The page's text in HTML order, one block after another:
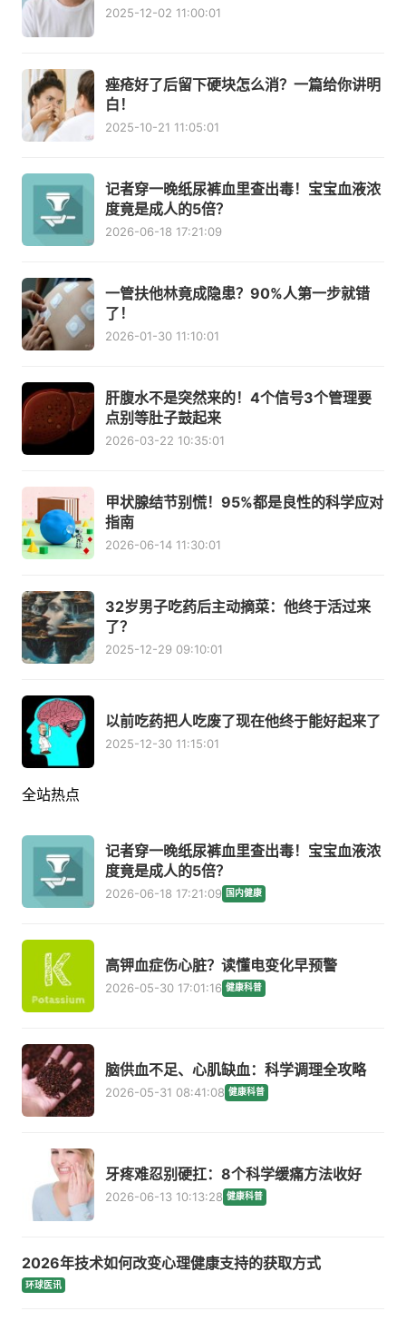
2025-12-02 11:00:01
痤疮好了后留下硬块怎么消？一篇给你讲明
白！
2025-10-21 11:05:01
记者穿一晚纸尿裤血里查出毒！宝宝血液浓
度竟是成人的5倍？
2026-06-18 17:21:09
一管扶他林竟成隐患？90%人第一步就错
了！
2026-01-30 11:10:01
肝腹水不是突然来的！4个信号3个管理要
点别等肚子鼓起来
2026-03-22 10:35:01
甲状腺结节别慌！95%都是良性的科学应对
指南
2026-06-14 11:30:01
32岁男子吃药后主动摘菜：他终于活过来
了？
2025-12-29 09:10:01
以前吃药把人吃废了现在他终于能好起来了
2025-12-30 11:15:01
全站热点
记者穿一晚纸尿裤血里查出毒！宝宝血液浓
度竟是成人的5倍？
2026-06-18 17:21:09 国内健康
高钾血症伤心脏？读懂电变化早预警
2026-05-30 17:01:16 健康科普
脑供血不足、心肌缺血：科学调理全攻略
2026-05-31 08:41:08 健康科普
牙疼难忍别硬扛：8个科学缓痛方法收好
2026-06-13 10:13:28 健康科普
2026年技术如何改变心理健康支持的获取方式
环球医讯